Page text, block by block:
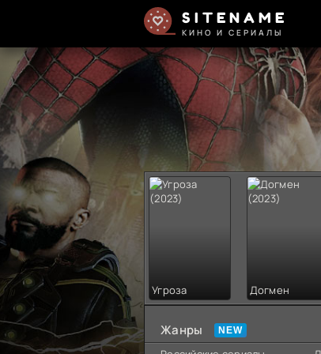
SITENAME
КИНО И СЕРИАЛЫ
Угроза Догмен
Жанры